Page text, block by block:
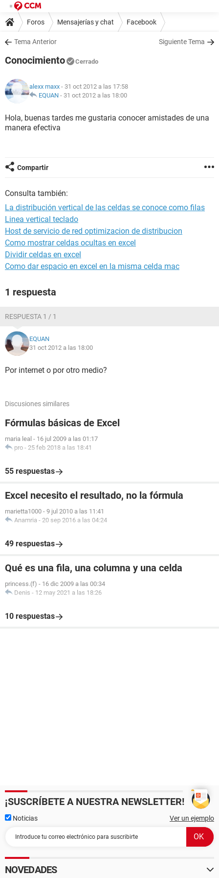
Foros Mensajerías y chat Facebook
Tema Anterior Siguiente Tema
Conocimiento Cerrado
alexx maxx - 31 oct 2012 a las 17:58
EQUAN - 31 oct 2012 a las 18:00
Hola, buenas tardes me gustaria conocer amistades de una
manera efectiva
Compartir
Consulta también:
La distribución vertical de las celdas se conoce como filas
Linea vertical teclado
Host de servicio de red optimizacion de distribucion
Como mostrar celdas ocultas en excel
Dividir celdas en excel
Como dar espacio en excel en la misma celda mac
1 respuesta
RESPUESTA 1 / 1
EQUAN
31 oct 2012 a las 18:00
Por internet o por otro medio?
Discusiones similares
Fórmulas básicas de Excel
maria leal - 16 jul 2009 a las 01:17
pro - 25 feb 2018 a las 18:41
55 respuestas
Excel necesito el resultado, no la fórmula
marietta1000 - 9 jul 2010 a las 11:41
Anamria - 20 sep 2016 a las 04:24
49 respuestas
Qué es una fila, una columna y una celda
princess.(f) - 16 dic 2009 a las 00:34
Denis - 12 may 2021 a las 18:26
10 respuestas
¡SUSCRÍBETE A NUESTRA NEWSLETTER!
Noticias Ver un ejemplo
NOVEDADES